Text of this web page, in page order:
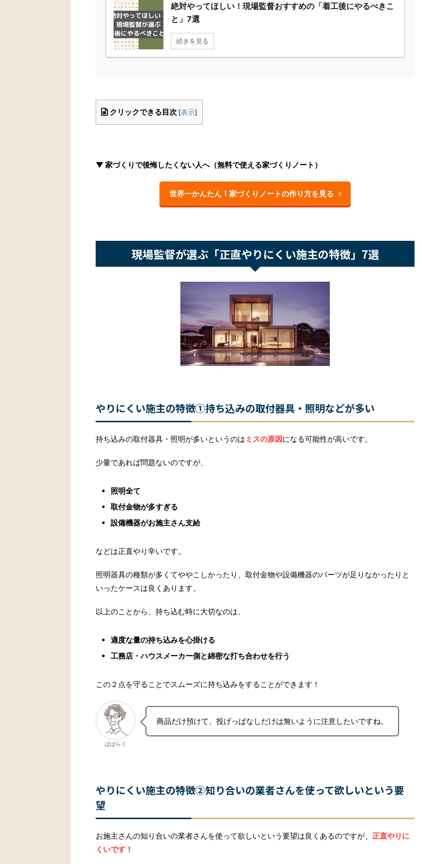
絶対やってほしい！現場監督おすすめの「着工後にやるべきこ
と」7選
続きを見る
クリックできる目次 [表示]
▼ 家づくりで後悔したくない人へ（無料で使える家づくりノート）
世界一かんたん！家づくりノートの作り方を見る
現場監督が選ぶ「正直やりにくい施主の特徴」7選
やりにくい施主の特徴①持ち込みの取付器具・照明などが多い
持ち込みの取付器具・照明が多いというのは ミスの原因になる可能性が高いです。
少量であれば問題ないのですが、
照明全て
取付金物が多すぎる
設備機器がお施主さん支給
などは正直やり辛いです。
照明器具の種類が多くてややこしかったり、取付金物や設備機器のパーツが足りなかったりと
いったケースは良くあります。
以上のことから、持ち込む時に大切なのは、
適度な量の持ち込みを心掛ける
工務店・ハウスメーカー側と綿密な打ち合わせを行う
この２点を守ることでスムーズに持ち込みをすることができます！
ぱぱらく
商品だけ預けて、投げっぱなしだけは無いように注意したいですね。
やりにくい施主の特徴②知り合いの業者さんを使って欲しいという要
望
お施主さんの知り合いの業者さんを使って欲しいという要望は良くあるのですが、 正直やりに
くいです ！